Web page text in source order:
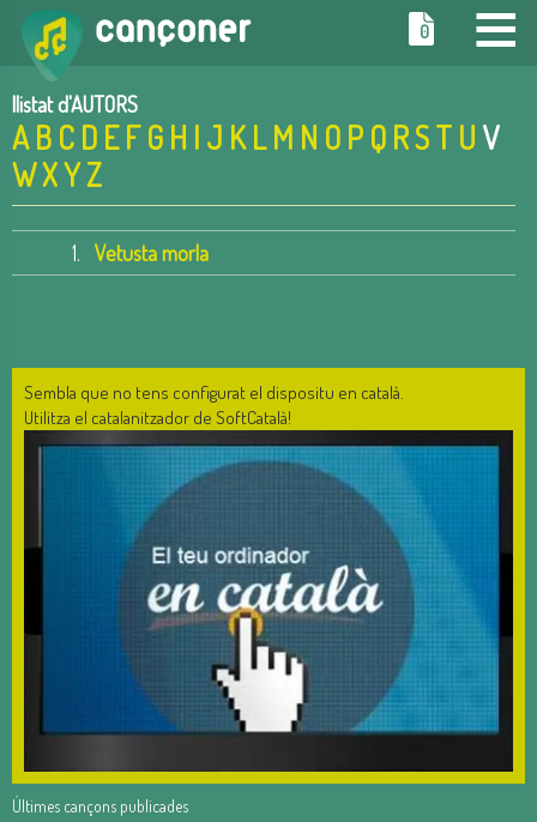
≡
0
llistat d'AUTORS
A B C D E F G H I J K L M N O P Q RST U V
WXYZ
1. Vetusta morla
Sembla que no tens configurat el dispositu en català.
Utilitza el catalanitzador de SoftCatalà!
Últimes cançons publicades